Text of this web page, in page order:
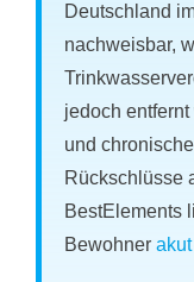
Deutschland
nachweisbar,
jedoch
und
Rückschlüsse
BestElements
Bewohner